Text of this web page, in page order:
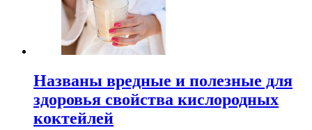
Названы вредные и полезные для
здоровья свойства кислородных
коктейлей